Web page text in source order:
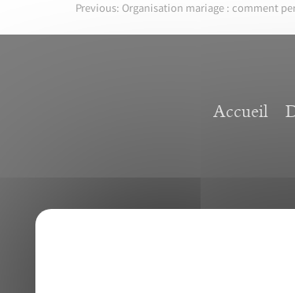
Post
Previous:Organisation mariage : comment
Accueil